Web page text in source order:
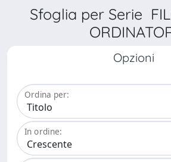
Sfoglia per Serie
Opzioni
Ordina per:
In ordine: